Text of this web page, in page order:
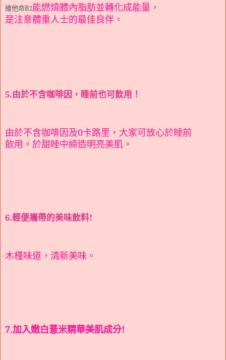
維他命B2能燃燒體內脂肪並轉化成能量，
是注意體重人士的最佳良伴。
5.由於不含咖啡因，睡前也可飲用！
由於不含咖啡因及0卡路里，大家可放心於睡前
飲用。於甜睡中締造明亮美肌。
6.輕便攜帶的美味飲料!
木槿味道，清新美味。
7.加入嫩白薏米精華美肌成分!